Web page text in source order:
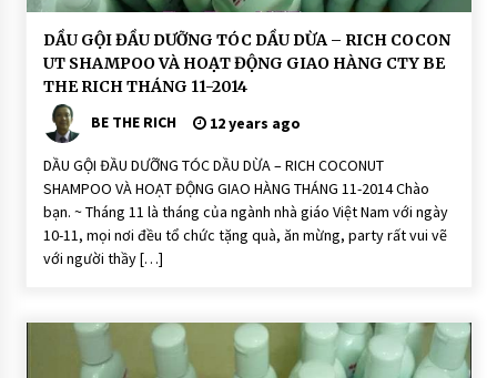
D
ầ
u
G
ộ
Đ
ầ
u
D
ư
ỡ
n
g
T
ó
O
DẦU GỘI ĐẦU DƯỠNG TÓC DẦU DỪA – RICH COCON
UT SHAMPOO VÀ HOẠT ĐỘNG GIAO HÀNG CTY BE
THE RICH THÁNG 11-2014
BE THE RICH
12 years ago
DẦU GỘI ĐẦU DƯỠNG TÓC DẦU DỪA – RICH COCONUT
SHAMPOO VÀ HOẠT ĐỘNG GIAO HÀNG THÁNG 11-2014 Chào
bạn. ~ Tháng 11 là tháng của ngành nhà giáo Việt Nam với ngày
10-11, mọi nơi đều tổ chức tặng quà, ăn mừng, party rất vui vẽ
với người thầy […]